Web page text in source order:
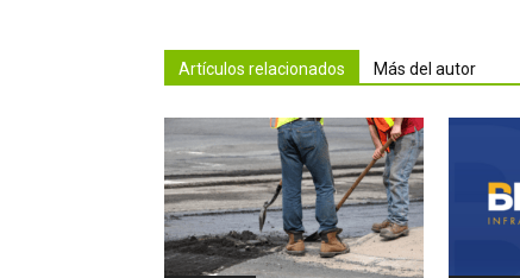
Artículos relacionados Más del autor